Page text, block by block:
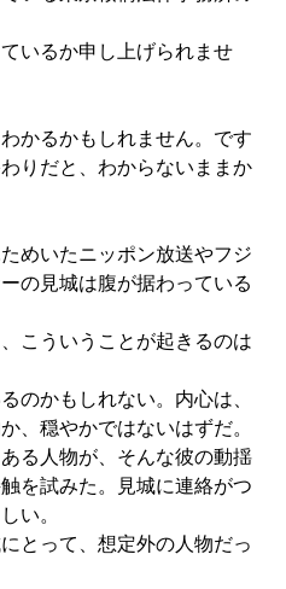
いるか申し上げられませ
かるかもしれません。です
りだと、わからないままか
めいたニッポン放送やフジ
の見城は腹が据わっている
こういうことが起きるのは
のかもしれない。内心は、
、穏やかではないはずだ。
る人物が、そんな彼の動揺
を試みた。見城に連絡がつ
い。
とって、想定外の人物だっ